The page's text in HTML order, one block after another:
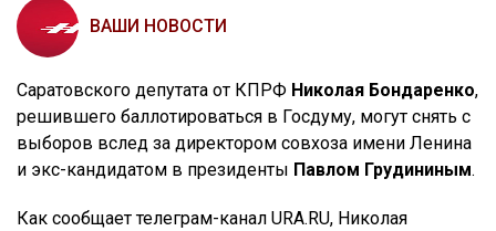
ВАШИ НОВОСТИ
Саратовского депутата от КПРФ Николая Бондаренко,
решившего баллотироваться в Госдуму, могут снять с
выборов вслед за директором совхоза имени Ленина
и экс-кандидатом в президенты Павлом Грудининым.
Как сообщает телеграм-канал URA.RU, Николая